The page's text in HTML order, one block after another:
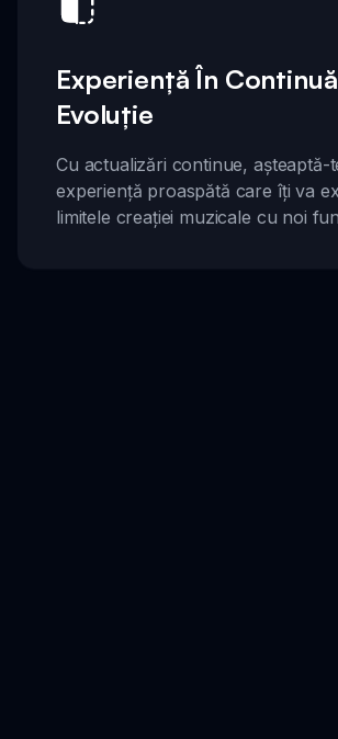
Experiență În Continuă
Evoluție
Cu actualizări continue, așteaptă-
experiență proaspătă care îți va
limitele creației muzicale cu noi